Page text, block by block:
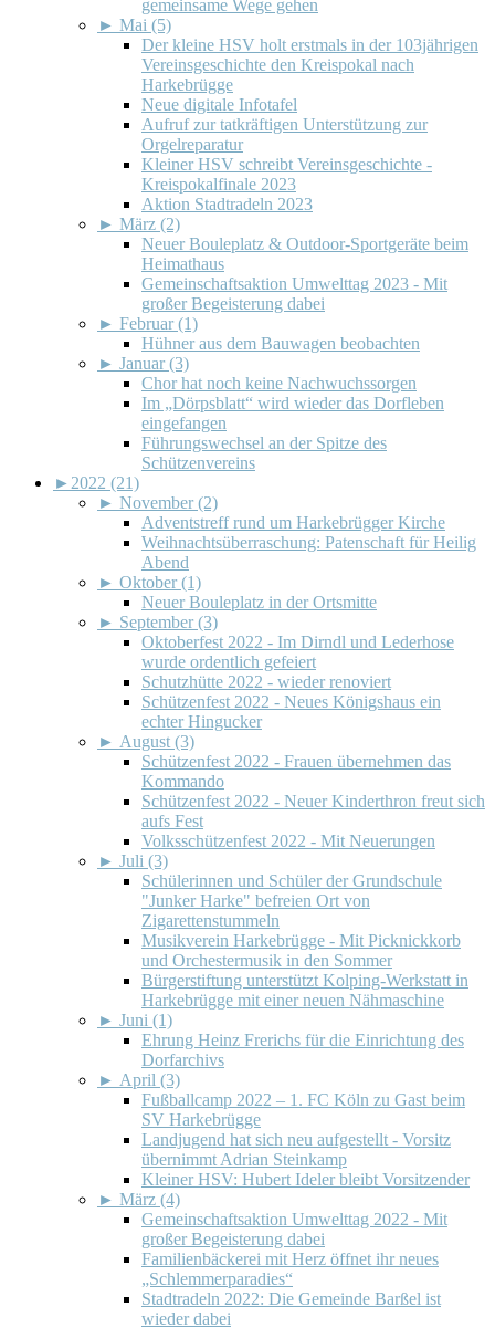
gemeinsame Wege gehen
► Mai (5)
Der kleine HSV holt erstmals in der 103jährigen
Vereinsgeschichte den Kreispokal nach
Harkebrügge
Neue digitale Infotafel
Aufruf zur tatkräftigen Unterstützung zur
Orgelreparatur
Kleiner HSV schreibt Vereinsgeschichte -
Kreispokalfinale 2023
Aktion Stadtradeln 2023
► März (2)
Neuer Bouleplatz & Outdoor-Sportgeräte beim
Heimathaus
Gemeinschaftsaktion Umwelttag 2023 - Mit
großer Begeisterung dabei
► Februar (1)
Hühner aus dem Bauwagen beobachten
► Januar (3)
Chor hat noch keine Nachwuchssorgen
Im „Dörpsblatt“ wird wieder das Dorfleben
eingefangen
Führungswechsel an der Spitze des
Schützenvereins
► 2022 (21)
► November (2)
Adventstreff rund um Harkebrügger Kirche
Weihnachtsüberraschung: Patenschaft für Heilig
Abend
► Oktober (1)
Neuer Bouleplatz in der Ortsmitte
► September (3)
Oktoberfest 2022 - Im Dirndl und Lederhose
wurde ordentlich gefeiert
Schutzhütte 2022 - wieder renoviert
Schützenfest 2022 - Neues Königshaus ein
echter Hingucker
► August (3)
Schützenfest 2022 - Frauen übernehmen das
Kommando
Schützenfest 2022 - Neuer Kinderthron freut sich
aufs Fest
Volksschützenfest 2022 - Mit Neuerungen
► Juli (3)
Schülerinnen und Schüler der Grundschule
"Junker Harke" befreien Ort von
Zigarettenstummeln
Musikverein Harkebrügge - Mit Picknickkorb
und Orchestermusik in den Sommer
Bürgerstiftung unterstützt Kolping-Werkstatt in
Harkebrügge mit einer neuen Nähmaschine
► Juni (1)
Ehrung Heinz Frerichs für die Einrichtung des
Dorfarchivs
► April (3)
Fußballcamp 2022 – 1. FC Köln zu Gast beim
SV Harkebrügge
Landjugend hat sich neu aufgestellt - Vorsitz
übernimmt Adrian Steinkamp
Kleiner HSV: Hubert Ideler bleibt Vorsitzender
► März (4)
Gemeinschaftsaktion Umwelttag 2022 - Mit
großer Begeisterung dabei
Familienbäckerei mit Herz öffnet ihr neues
„Schlemmerparadies“
Stadtradeln 2022: Die Gemeinde Barßel ist
wieder dabei